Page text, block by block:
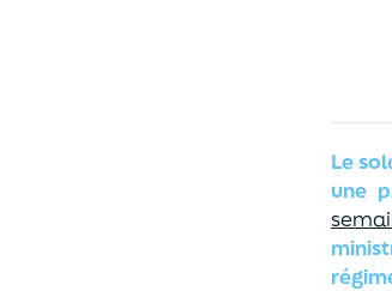
Le
une